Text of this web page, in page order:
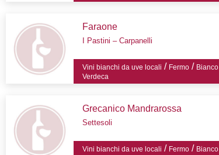
Faraone
I Pastini – Carpanelli
Vini bianchi da uve locali / Fermo / Bianco
Verdeca
Grecanico Mandrarossa
Settesoli
Vini bianchi da uve locali / Fermo / Bianco